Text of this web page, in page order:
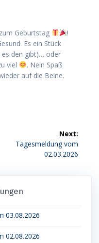
Geburtstag
!
Es ein Stück
es den gibt)… oder
viel
. Nein Spaß
auf die Beine.
Next:
Next
Tagesmeldung vom
02.03.2026
03.08.2026
02.08.2026